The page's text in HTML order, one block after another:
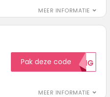
MEER INFORMATIE
MEER INFORMATIE
Pak deze code5KORTING